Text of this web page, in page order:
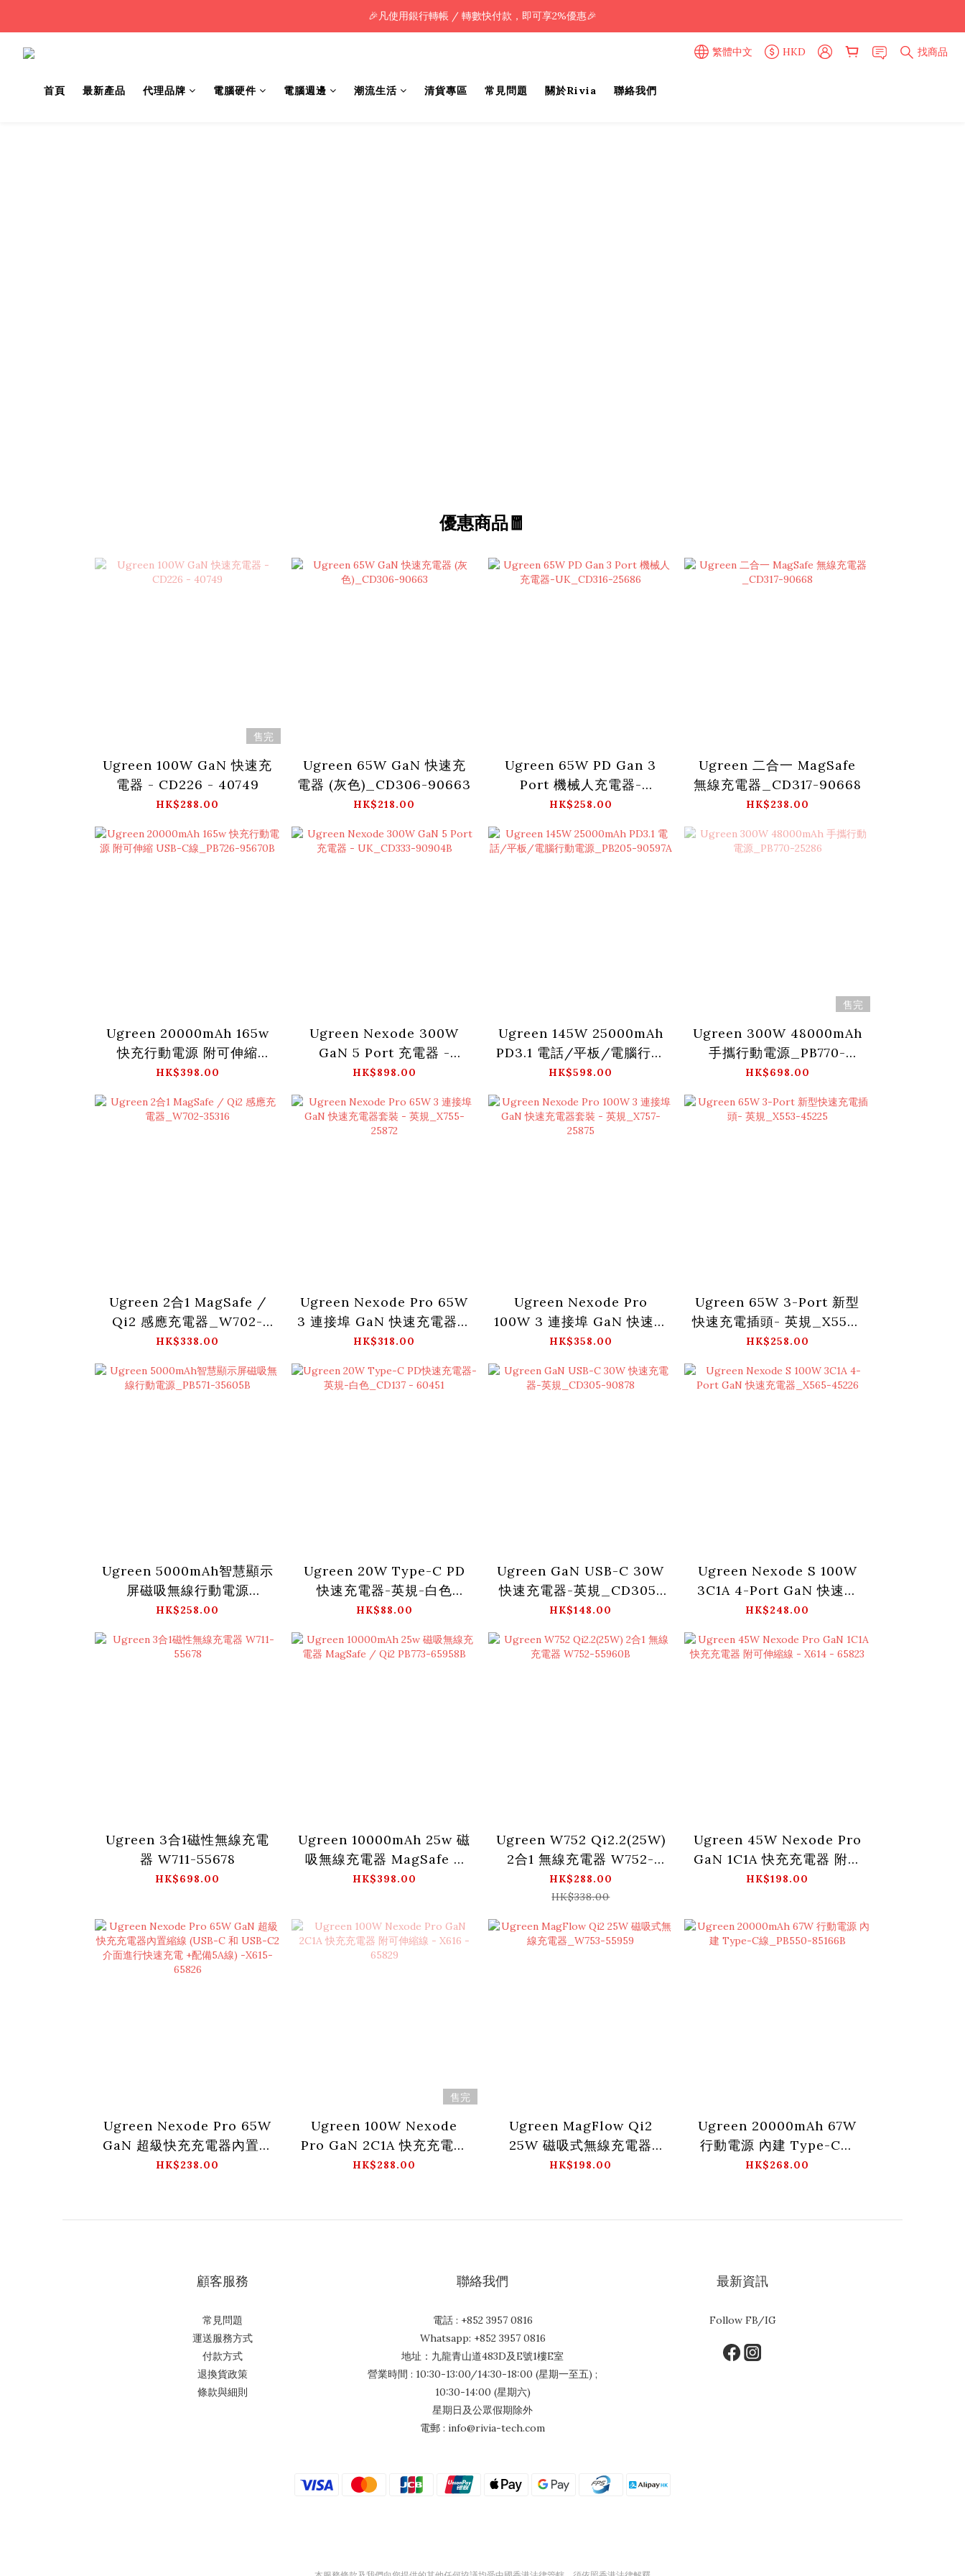
🎉凡使用銀行轉帳 / 轉數快付款，即可享2%優惠🎉
🎉凡使用銀行轉帳 / 轉數快付款，即可享2%優惠🎉
繁體中文 HKD 找商品
首頁 最新產品 代理品牌 電腦硬件 電腦週邊 潮流生活 清貨專區 常見問題 關於Rivia 聯絡我們
優惠商品🧧
售完
Ugreen 100W GaN 快速充
電器 - CD226 - 40749
HK$288.00
Ugreen 65W GaN 快速充
電器 (灰色)_CD306-90663
HK$218.00
Ugreen 65W PD Gan 3
Port 機械人充電器-
UK_CD316-25686
HK$258.00
Ugreen 二合一 MagSafe
無線充電器_CD317-90668
HK$238.00
Ugreen 20000mAh 165w
快充行動電源 附可伸縮
USB-C線_PB726-95670B
HK$398.00
Ugreen Nexode 300W
GaN 5 Port 充電器 -
UK_CD333-90904B
HK$898.00
Ugreen 145W 25000mAh
PD3.1 電話/平板/電腦行動
電源_PB205-90597A
HK$598.00
售完
Ugreen 300W 48000mAh
手攜行動電源_PB770-
25286
HK$698.00
Ugreen 2合1 MagSafe /
Qi2 感應充電器_W702-
35316
HK$338.00
Ugreen Nexode Pro 65W
3 連接埠 GaN 快速充電器套
裝 - 英規_X755-25872
HK$318.00
Ugreen Nexode Pro
100W 3 連接埠 GaN 快速充
電器套裝 - 英規_X757-
HK$358.00
Ugreen 65W 3-Port 新型
快速充電插頭- 英規_X553-
45225
HK$258.00
Ugreen 5000mAh智慧顯示
屏磁吸無線行動電源
_PB571-35605B
HK$258.00
Ugreen 20W Type-C PD
快速充電器-英規-白色
_CD137 - 60451
HK$88.00
Ugreen GaN USB-C 30W
快速充電器-英規_CD305-
90878
HK$148.00
Ugreen Nexode S 100W
3C1A 4-Port GaN 快速充
電器_X565-45226
HK$248.00
Ugreen 3合1磁性無線充電
器 W711-55678
HK$698.00
Ugreen 10000mAh 25w 磁
吸無線充電器 MagSafe /
Qi2 PB773-65958B
HK$398.00
Ugreen W752 Qi2.2(25W)
2合1 無線充電器 W752-
55960B
HK$288.00
HK$338.00
Ugreen 45W Nexode Pro
GaN 1C1A 快充充電器 附可
伸縮線 - X614 - 65823
HK$198.00
Ugreen Nexode Pro 65W
GaN 超級快充充電器內置縮
線 (USB-C 和 USB-C2 介面
HK$238.00
售完
Ugreen 100W Nexode
Pro GaN 2C1A 快充充電器
附可伸縮線 - X616 - 65829
HK$288.00
Ugreen MagFlow Qi2
25W 磁吸式無線充電器
_W753-55959
HK$198.00
Ugreen 20000mAh 67W
行動電源 內建 Type-C線
_PB550-85166B
HK$268.00
顧客服務
常見問題
運送服務方式
付款方式
退換貨政策
條款與細則
聯絡我們
電話 : +852 3957 0816
Whatsapp: +852 3957 0816
地址：九龍青山道483D及E號1樓E室
營業時間 : 10:30-13:00/14:30-18:00 (星期一至五) ;
10:30-14:00 (星期六)
星期日及公眾假期除外
電郵 : info@rivia-tech.com
最新資訊
Follow FB/IG